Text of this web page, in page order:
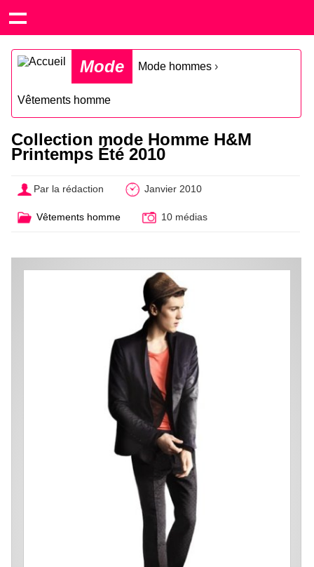
Mode Mode hommes ›
Vêtements homme
Collection mode Homme H&M
Printemps Été 2010
Par la rédaction Janvier 2010
Vêtements homme 10 médias